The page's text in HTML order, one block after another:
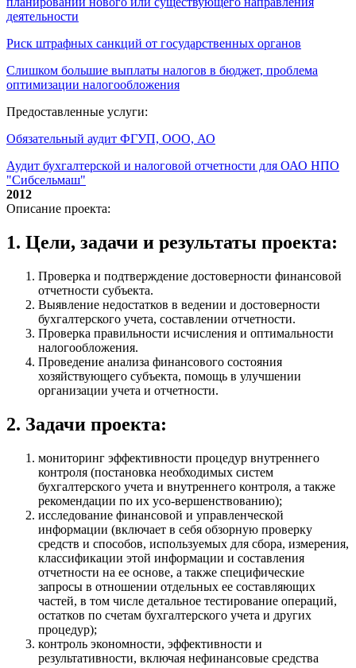
деятельности
Риск штрафных санкций от государственных органов
Слишком большие выплаты налогов в бюджет, проблема
оптимизации налогообложения
Предоставленные услуги:
Обязательный аудит ФГУП, ООО, АО
Аудит бухгалтерской и налоговой отчетности для ОАО НПО
"Сибсельмаш"
2012
Описание проекта:
1. Цели, задачи и результаты проекта:
Проверка и подтверждение достоверности финансовой
отчетности субъекта.
Выявление недостатков в ведении и достоверности
бухгалтерского учета, составлении отчетности.
Проверка правильности исчисления и оптимальности
налогообложения.
Проведение анализа финансового состояния
хозяйствующего субъекта, помощь в улучшении
организации учета и отчетности.
2. Задачи проекта:
мониторинг эффективности процедур внутреннего
контроля (постановка необходимых систем
бухгалтерского учета и внутреннего контроля, а также
рекомендации по их усо-вершенствованию);
исследование финансовой и управленческой
информации (включает в себя обзорную проверку
средств и способов, используемых для сбора, измерения,
классификации этой информации и составления
отчетности на ее основе, а также специфические
запросы в отношении отдельных ее составляющих
частей, в том числе детальное тестирование операций,
остатков по счетам бухгалтерского учета и других
процедур);
контроль экономности, эффективности и
результативности, включая нефинансовые средства